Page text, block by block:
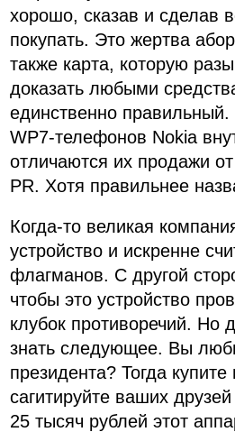
хорошо, сказав и сделав
покупать. Это жертва
также карта, которую
доказать любыми
единственно
WP7-телефонов Nokia
отличаются их продажи
PR. Хотя правильнее
Когда-то великая
устройство и искренне
флагманов. С другой
чтобы это устройство
клубок противоречий. Но
знать следующее. Вы
президента? Тогда
сагитируйте ваших
25 тысяч рублей этот